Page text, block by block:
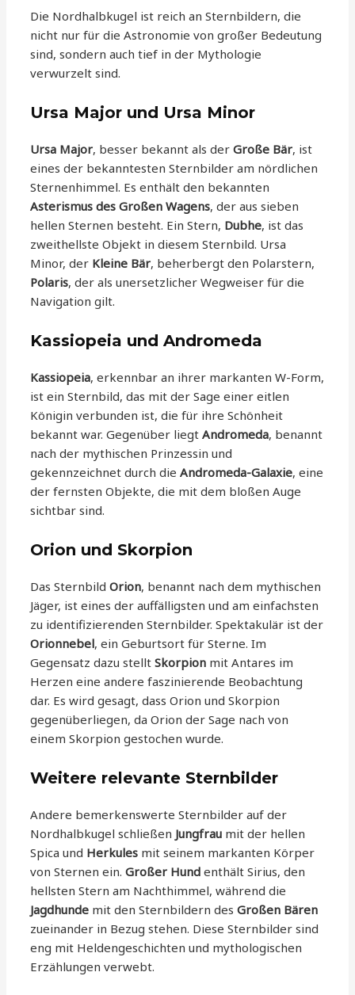
Die Nordhalbkugel ist reich an Sternbildern, die
nicht nur für die Astronomie von großer Bedeutung
sind, sondern auch tief in der Mythologie
verwurzelt sind.
Ursa Major und Ursa Minor
Ursa Major, besser bekannt als derGroße Bär, ist
eines der bekanntesten Sternbilder am nördlichen
Sternenhimmel. Es enthält den bekannten
Asterismus des Großen Wagens, der aus sieben
hellen Sternen besteht. Ein Stern, Dubhe, ist das
zweithellste Objekt in diesem Sternbild. Ursa
Minor, der Kleine Bär, beherbergt den Polarstern,
Polaris, der als unersetzlicher Wegweiser für die
Navigation gilt.
Kassiopeia und Andromeda
Kassiopeia, erkennbar an ihrer markanten W-Form,
ist ein Sternbild, das mit der Sage einer eitlen
Königin verbunden ist, die für ihre Schönheit
bekannt war. Gegenüber liegtAndromeda, benannt
nach der mythischen Prinzessin und
gekennzeichnet durch dieAndromeda-Galaxie, eine
der fernsten Objekte, die mit dem bloßen Auge
sichtbar sind.
Orion und Skorpion
Das SternbildOrion, benannt nach dem mythischen
Jäger, ist eines der auffälligsten und am einfachsten
zu identifizierenden Sternbilder. Spektakulär ist der
Orionnebel, ein Geburtsort für Sterne. Im
Gegensatz dazu stelltSkorpion mit Antares im
Herzen eine andere faszinierende Beobachtung
dar. Es wird gesagt, dass Orion und Skorpion
gegenüberliegen, da Orion der Sage nach von
einem Skorpion gestochen wurde.
Weitere relevante Sternbilder
Andere bemerkenswerte Sternbilder auf der
Nordhalbkugel schließen Jungfrau mit der hellen
Spica und Herkules mit seinem markanten Körper
von Sternen ein.Großer Hund enthält Sirius, den
hellsten Stern am Nachthimmel, während die
Jagdhunde mit den Sternbildern desGroßen Bären
zueinander in Bezug stehen. Diese Sternbilder sind
eng mit Heldengeschichten und mythologischen
Erzählungen verwebt.